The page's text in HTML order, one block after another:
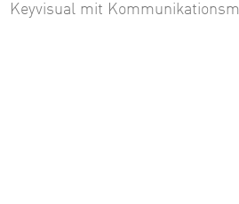
Keyvisual mit